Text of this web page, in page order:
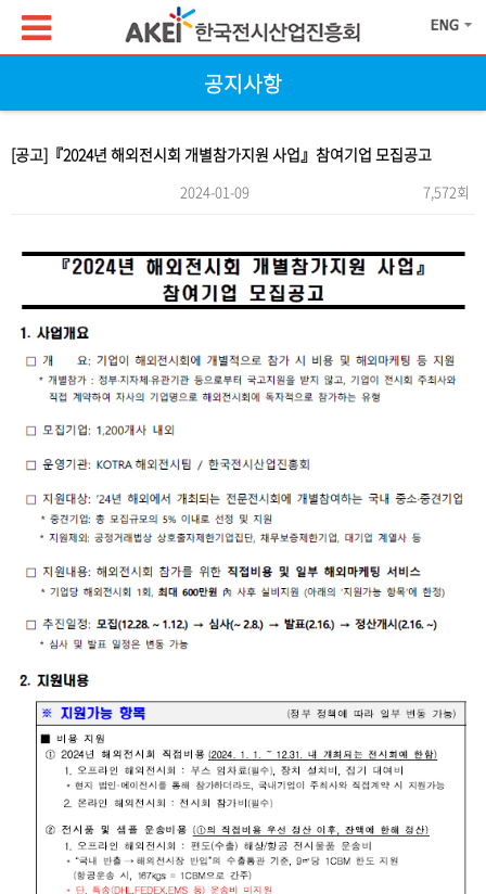
공지사항
[공고]『2024년 해외전시회 개별참가지원 사업』참여기업 모집공고
2024-01-09 7,572회
본문